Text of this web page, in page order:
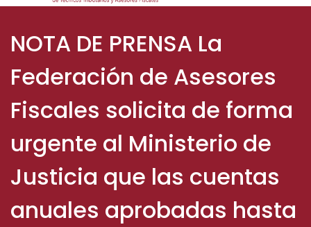
NOTA DE PRENSA La
Federación de Asesores
Fiscales solicita de forma
urgente al Ministerio de
Justicia que las cuentas
anuales aprobadas hasta